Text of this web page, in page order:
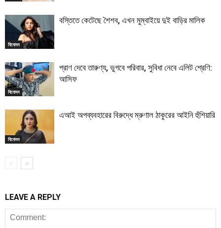
বিনোদন
বস্তিতে কেটেছে শৈশব, এখন মুম্বাইয়ে দুই বাড়ির মালিক
বিনোদন
প্রাণ দেবে তারুণ্য, ভুগবে পরিবার, সুবিধা নেবে এলিট শ্রেণি:
আসিফ
বিনোদন
এআই অপব্যবহারের বিরুদ্ধে ম্রুণাল ঠাকুরের আইনি হুঁশিয়ারি
LEAVE A REPLY